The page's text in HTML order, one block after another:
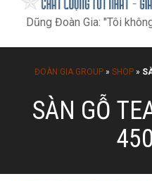
Đoàn Gia: "Tôi không bán
ĐOÀN GIA GROUP » SHOP »
SÀN GỖ